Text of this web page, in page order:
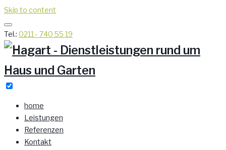
Skip to content
Tel.: 0211 - 740 55 19
home
Leistungen
Referenzen
Kontakt